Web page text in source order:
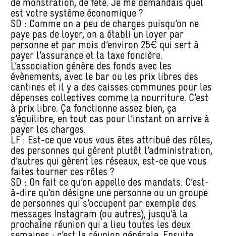
est votre système économique ?
SD : Comme on a peu de charges puisqu’on ne
paye pas de loyer, on a établi un loyer par
personne et par mois d’environ 25€ qui sert à
payer l’assurance et la taxe foncière.
L’association génère des fonds avec les
évènements, avec le bar ou les prix libres des
cantines et il y a des caisses communes pour les
dépenses collectives comme la nourriture. C’est
à prix libre. Ça fonctionne assez bien, ça
s’équilibre, en tout cas pour l’instant on arrive à
payer les charges.
LF : Est-ce que vous vous êtes attribué des rôles,
des personnes qui gèrent plutôt l’administration,
d’autres qui gèrent les réseaux, est-ce que vous
faites tourner ces rôles ?
SD : On fait ce qu’on appelle des mandats. C’est-
à-dire qu’on désigne une personne ou un groupe
de personnes qui s’occupent par exemple des
messages Instagram (ou autres), jusqu’à la
prochaine réunion qui a lieu toutes les deux